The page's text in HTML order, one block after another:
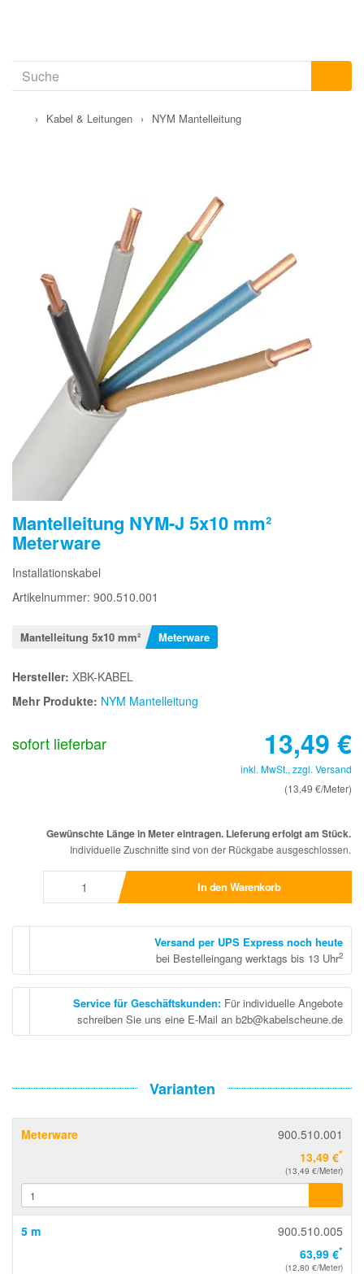
› Kabel & Leitungen › NYM Mantelleitung
Mantelleitung NYM-J 5x10 mm²
Meterware
Installationskabel
Artikelnummer: 900.510.001
Mantelleitung 5x10 mm² Meterware
Hersteller: XBK-KABEL
Mehr Produkte: NYM Mantelleitung
sofort lieferbar 13,49 €
inkl. MwSt., zzgl. Versand
(13,49 €/Meter)
Gewünschte Länge in Meter eintragen. Lieferung erfolgt am Stück.
Individuelle Zuschnitte sind von der Rückgabe ausgeschlossen.
In den Warenkorb
Versand per UPS Express noch heute
bei Bestelleingang werktags bis 13 Uhr2
Service für Geschäftskunden: Für individuelle Angebote
schreiben Sie uns eine E-Mail an b2b@kabelscheune.de
Varianten
Meterware
900.510.001
13,49 €*
(13,49 €/Meter)
5 m
900.510.005
63,99 €*
(12,80 €/Meter)